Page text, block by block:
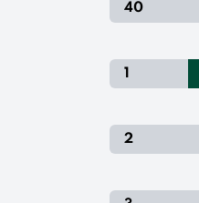
40
1
2